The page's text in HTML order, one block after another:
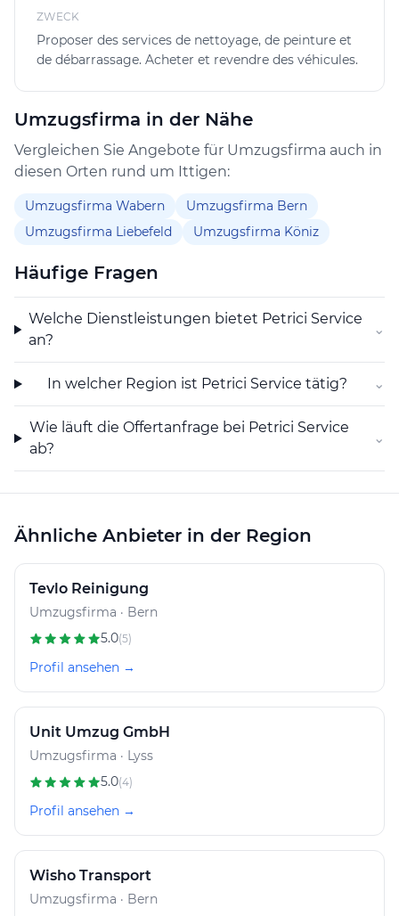
d’un service professionnel, rapide et efficace, adapté
aux besoins des particuliers et des entreprises :
• ✅ Nettoyage complet : Nettoyage de fin de bail, de
chantiers, bureaux et habitations – minutieux et soigné.
• ✅ Travaux de peinture : Rénovation, peinture
intérieure/extérieure, et finitions impeccables.
• ✅ Service de déménagement : Organisation complète
avec transport et nettoyage final. Pourquoi choisir
PETRICI SERVICE ? ✔️ Équipe expérimentée et
✔️ Service premium à prix compétitifs PETRICI SERVICE
– L’excellence au service de votre confort !
ZWECK
Proposer des services de nettoyage, de peinture et
de débarrassage. Acheter et revendre des véhicules.
Umzugsfirma in der Nähe
Vergleichen Sie Angebote für Umzugsfirma auch in
diesen Orten rund um Ittigen:
Umzugsfirma Wabern
Umzugsfirma Bern
Umzugsfirma Liebefeld
Umzugsfirma Köniz
Häufige Fragen
Welche Dienstleistungen bietet Petrici Service
an?
⌄
In welcher Region ist Petrici Service tätig? ⌄
Wie läuft die Offertanfrage bei Petrici Service
ab?
⌄
Ähnliche Anbieter in der Region
Tevlo Reinigung
Umzugsfirma · Bern
5.0(5)
Profil ansehen →
Unit Umzug GmbH
Umzugsfirma · Lyss
5.0(4)
Profil ansehen →
Wisho Transport
Umzugsfirma · Bern